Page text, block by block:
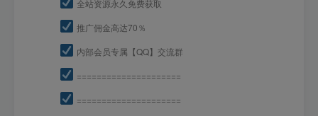
全站资源永久免费获取
推广佣金高达70％
内部会员专属【QQ】交流群
=====================
=====================